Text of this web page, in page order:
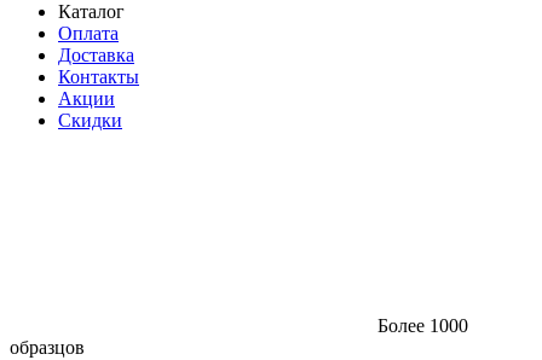
Каталог
Оплата
Доставка
Контакты
Акции
Скидки
Более 1000
образцов